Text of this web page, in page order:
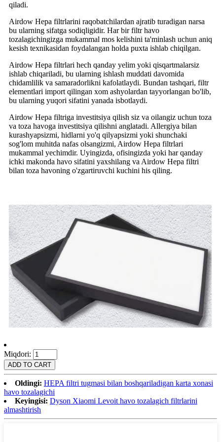
qiladi.
Airdow Hepa filtrlarini raqobatchilardan ajratib turadigan narsa
bu ularning sifatga sodiqligidir. Har bir filtr havo
tozalagichingizga mukammal mos kelishini ta'minlash uchun aniq
kesish texnikasidan foydalangan holda puxta ishlab chiqilgan.
Airdow Hepa filtrlari hech qanday yelim yoki qisqartmalarsiz
ishlab chiqariladi, bu ularning ishlash muddati davomida
chidamlilik va samaradorlikni kafolatlaydi. Bundan tashqari, filtr
elementlari import qilingan xom ashyolardan tayyorlangan bo'lib,
bu ularning yuqori sifatini yanada isbotlaydi.
Airdow Hepa filtriga investitsiya qilish siz va oilangiz uchun toza
va toza havoga investitsiya qilishni anglatadi. Allergiya bilan
kurashyapsizmi, hidlarni yo'q qilyapsizmi yoki shunchaki
sog'lom muhitda nafas olsangizmi, Airdow Hepa filtrlari
mukammal yechimdir. Uyingizda, ofisingizda yoki har qanday
ichki makonda havo sifatini yaxshilang va Airdow Hepa filtri
bilan toza havoning o'zgartiruvchi kuchini his qiling.
Miqdori:
Oldingi: HEPA filtri tugmasi bilan boshqariladigan karta xonasi
havo tozalagichi
Keyingisi: Dyson Xiaomi Levoit havo tozalagich filtrlarini
almashtirish